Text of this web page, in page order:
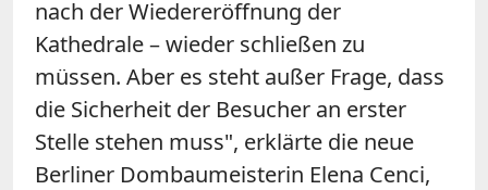
nach der Wiedereröffnung der
Kathedrale – wieder schließen zu
müssen. Aber es steht außer Frage, dass
die Sicherheit der Besucher an erster
Stelle stehen muss", erklärte die neue
Berliner Dombaumeisterin Elena Cenci,